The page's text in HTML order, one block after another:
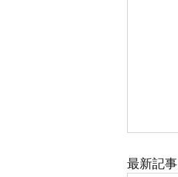
最新記事